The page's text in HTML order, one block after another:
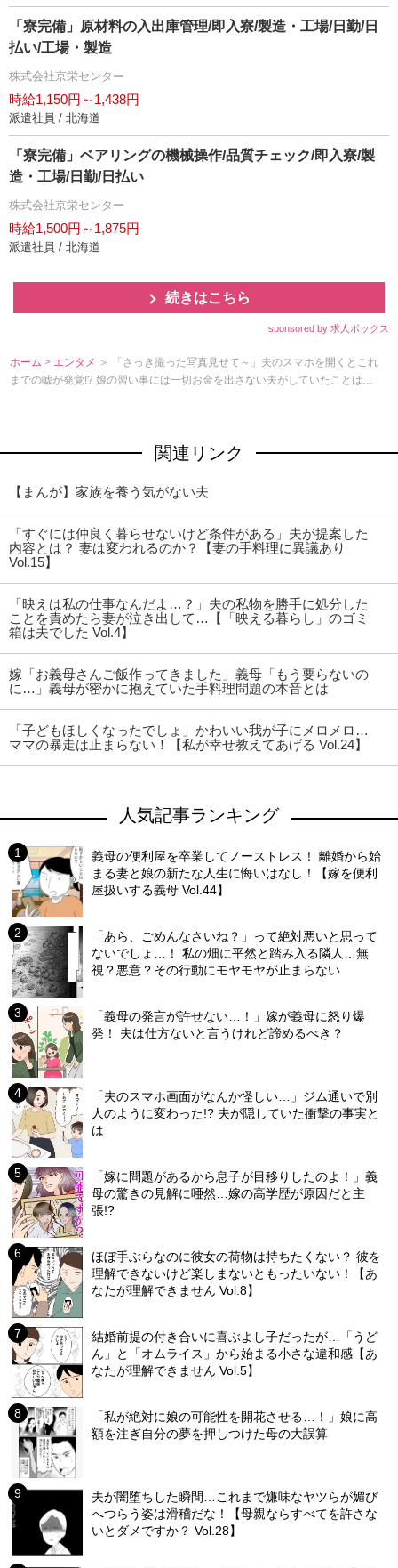
「寮完備」原材料の入出庫管理/即入寮/製造・工場/日勤/日
払い/工場・製造
株式会社京栄センター
時給1,150円～1,438円
派遣社員 / 北海道
「寮完備」ベアリングの機械操作/品質チェック/即入寮/製
造・工場/日勤/日払い
株式会社京栄センター
時給1,500円～1,875円
派遣社員 / 北海道
続きはこちら
sponsored by 求人ボックス
ホーム > エンタメ ＞ 「さっき撮った写真見せて～」夫のスマホを開くとこれ
までの嘘が発覚!? 娘の習い事には一切お金を出さない夫がしていたことは…
関連リンク
【まんが】家族を養う気がない夫
「すぐには仲良く暮らせないけど条件がある」夫が提案した
内容とは？ 妻は変われるのか？【妻の手料理に異議あり
Vol.15】
「映えは私の仕事なんだよ…？」夫の私物を勝手に処分した
ことを責めたら妻が泣き出して…【「映える暮らし」のゴミ
箱は夫でした Vol.4】
嫁「お義母さんご飯作ってきました」義母「もう要らないの
に…」義母が密かに抱えていた手料理問題の本音とは
「子どもほしくなったでしょ」かわいい我が子にメロメロ…
ママの暴走は止まらない！【私が幸せ教えてあげる Vol.24】
人気記事ランキング
義母の便利屋を卒業してノーストレス！ 離婚から始
まる妻と娘の新たな人生に悔いはなし！【嫁を便利
屋扱いする義母 Vol.44】
「あら、ごめんなさいね？」って絶対悪いと思って
ないでしょ…！ 私の畑に平然と踏み入る隣人…無
視？悪意？その行動にモヤモヤが止まらない
「義母の発言が許せない…！」嫁が義母に怒り爆
発！ 夫は仕方ないと言うけれど諦めるべき？
「夫のスマホ画面がなんか怪しい…」ジム通いで別
人のように変わった!? 夫が隠していた衝撃の事実と
は
「嫁に問題があるから息子が目移りしたのよ！」義
母の驚きの見解に唖然…嫁の高学歴が原因だと主
張!?
ほぼ手ぶらなのに彼女の荷物は持ちたくない？ 彼を
理解できないけど楽しまないともったいない！【あ
なたが理解できません Vol.8】
結婚前提の付き合いに喜ぶよし子だったが…「うど
ん」と「オムライス」から始まる小さな違和感【あ
なたが理解できません Vol.5】
「私が絶対に娘の可能性を開花させる…！」娘に高
額を注ぎ自分の夢を押しつけた母の大誤算
夫が闇堕ちした瞬間…これまで嫌味なヤツらが媚び
へつらう姿は滑稽だな！【母親ならすべてを許さな
いとダメですか？ Vol.28】